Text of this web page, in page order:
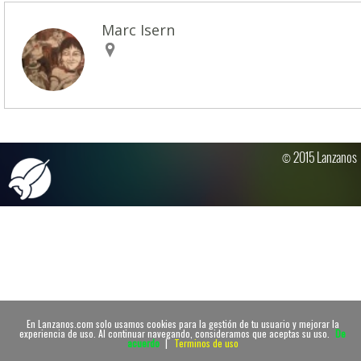
En Lanzanos.com solo usamos cookies para la gestión de tu usuario y mejorar la
experiencia de uso. Al continuar navegando, consideramos que aceptas su uso. De
acuerdo | Terminos de uso
Marc Isern
© 2015 Lanzanos